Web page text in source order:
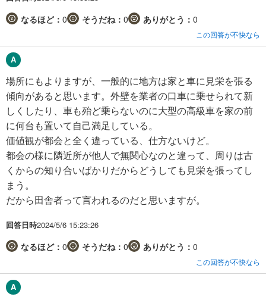
なるほど： 0 そうだね： 0 ありがとう： 0
この回答が不快なら
場所にもよりますが、一般的に地方は家と車に見栄を張る
傾向があると思います。外壁を業者の口車に乗せられて新
しくしたり、車も殆ど乗らないのに大型の高級車を家の前
に何台も置いて自己満足している。
価値観が都会と全く違っている、仕方ないけど。
都会の様に隣近所が他人で無関心なのと違って、周りは古
くからの知り合いばかりだからどうしても見栄を張ってし
まう。
だから田舎者って言われるのだと思いますが。
回答日時2024/5/6 15:23:26
なるほど： 0 そうだね： 0 ありがとう： 0
この回答が不快なら